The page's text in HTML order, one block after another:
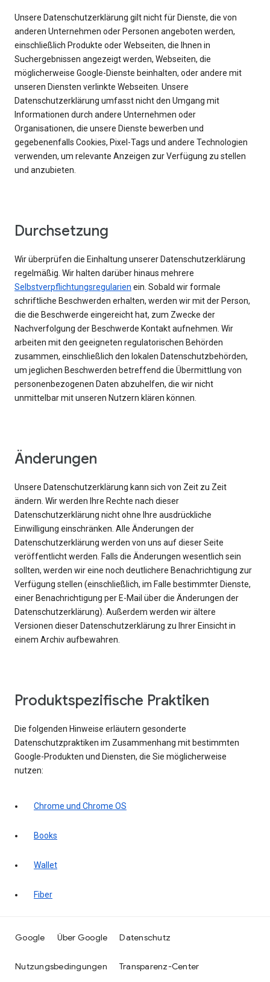
Unsere Datenschutzerklärung gilt nicht für Dienste, die von
anderen Unternehmen oder Personen angeboten werden,
einschließlich Produkte oder Webseiten, die Ihnen in
Suchergebnissen angezeigt werden, Webseiten, die
möglicherweise Google-Dienste beinhalten, oder andere mit
unseren Diensten verlinkte Webseiten. Unsere
Datenschutzerklärung umfasst nicht den Umgang mit
Informationen durch andere Unternehmen oder
Organisationen, die unsere Dienste bewerben und
gegebenenfalls Cookies, Pixel-Tags und andere Technologien
verwenden, um relevante Anzeigen zur Verfügung zu stellen
und anzubieten.
Durchsetzung
Wir überprüfen die Einhaltung unserer Datenschutzerklärung
regelmäßig. Wir halten darüber hinaus mehrere
Selbstverpflichtungsregularien ein. Sobald wir formale
schriftliche Beschwerden erhalten, werden wir mit der Person,
die die Beschwerde eingereicht hat, zum Zwecke der
Nachverfolgung der Beschwerde Kontakt aufnehmen. Wir
arbeiten mit den geeigneten regulatorischen Behörden
zusammen, einschließlich den lokalen Datenschutzbehörden,
um jeglichen Beschwerden betreffend die Übermittlung von
personenbezogenen Daten abzuhelfen, die wir nicht
unmittelbar mit unseren Nutzern klären können.
Änderungen
Unsere Datenschutzerklärung kann sich von Zeit zu Zeit
ändern. Wir werden Ihre Rechte nach dieser
Datenschutzerklärung nicht ohne Ihre ausdrückliche
Einwilligung einschränken. Alle Änderungen der
Datenschutzerklärung werden von uns auf dieser Seite
veröffentlicht werden. Falls die Änderungen wesentlich sein
sollten, werden wir eine noch deutlichere Benachrichtigung zur
Verfügung stellen (einschließlich, im Falle bestimmter Dienste,
einer Benachrichtigung per E-Mail über die Änderungen der
Datenschutzerklärung). Außerdem werden wir ältere
Versionen dieser Datenschutzerklärung zu Ihrer Einsicht in
einem Archiv aufbewahren.
Produktspezifische Praktiken
Die folgenden Hinweise erläutern gesonderte
Datenschutzpraktiken im Zusammenhang mit bestimmten
Google-Produkten und Diensten, die Sie möglicherweise
nutzen:
Chrome und Chrome OS
Books
Wallet
Fiber
Google Über Google Datenschutz
Nutzungsbedingungen Transparenz-Center